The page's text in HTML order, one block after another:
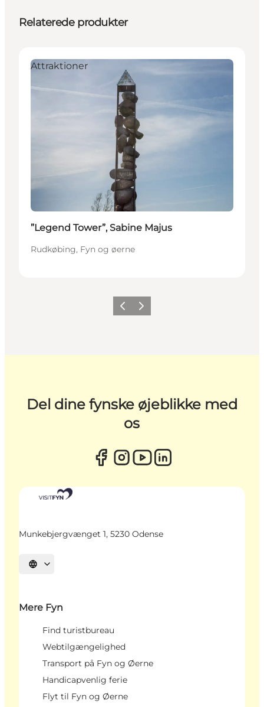
Relaterede produkter
Attraktioner
”Legend Tower”, Sabine Majus
Rudkøbing, Fyn og øerne
ForrigeNæste
Del dine fynske øjeblikke med
os
Munkebjergvænget 1, 5230 Odense
Vælg sprog
Mere Fyn
Find turistbureau
Webtilgængelighed
Transport på Fyn og Øerne
Handicapvenlig ferie
Flyt til Fyn og Øerne